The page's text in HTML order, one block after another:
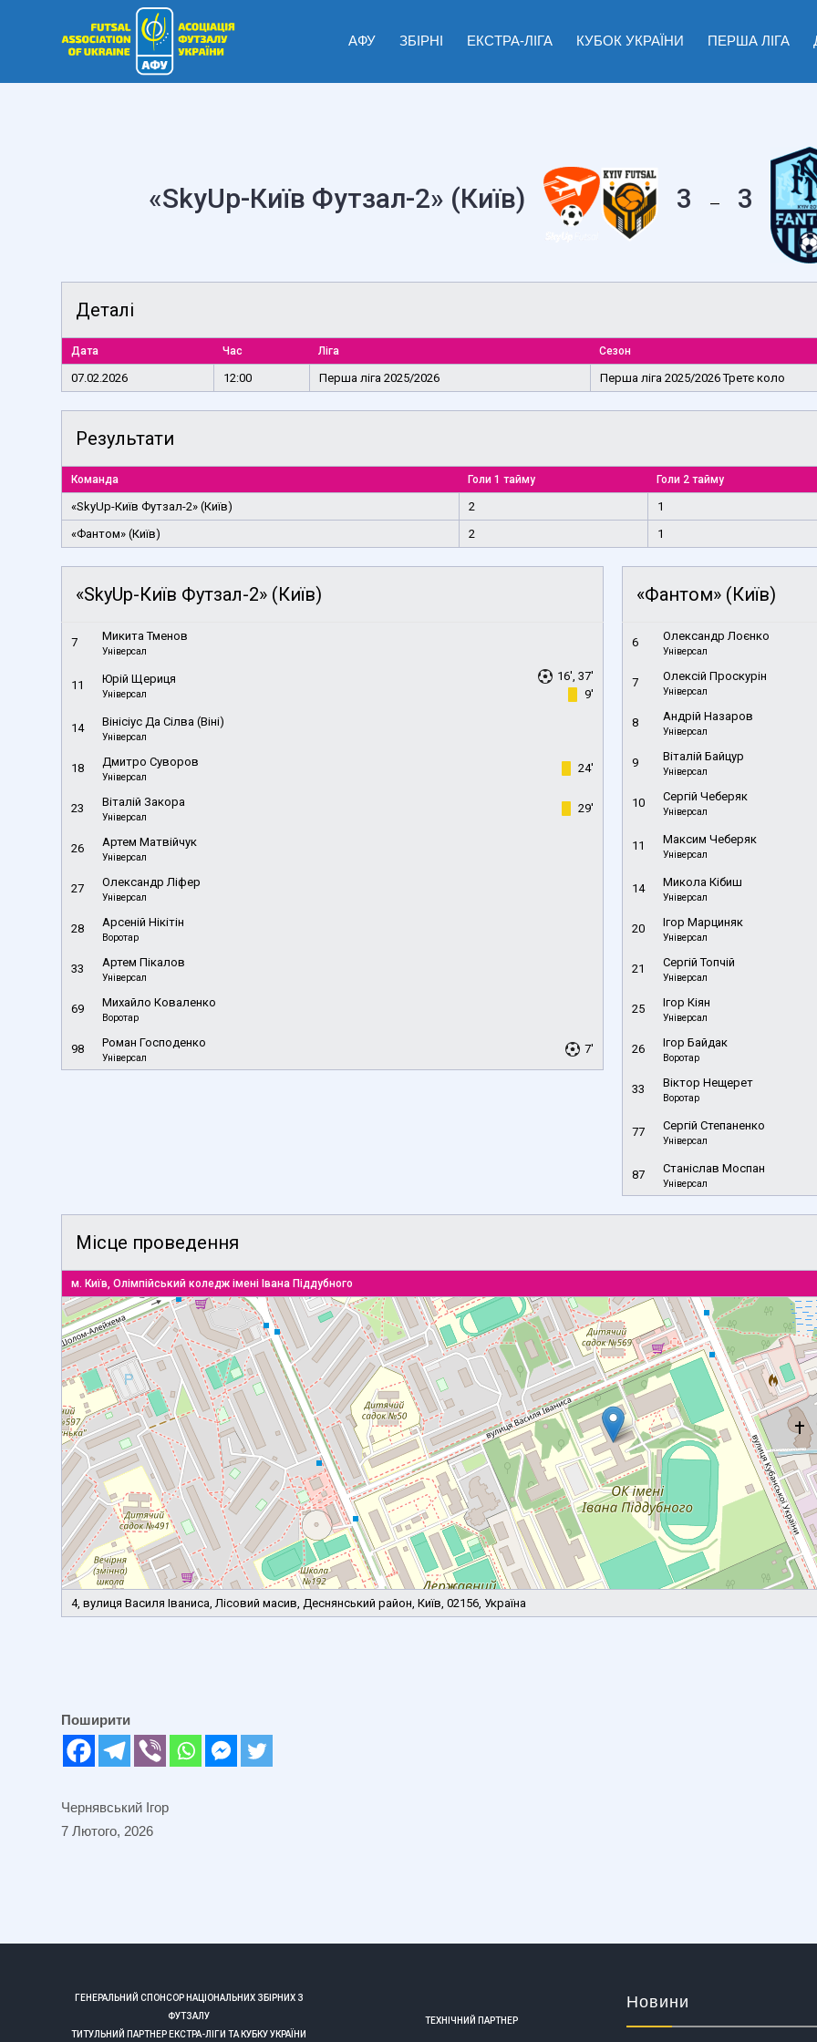
АФУ ЗБІРНІ ЕКСТРА-ЛІГА КУБОК УКРАЇНИ ПЕРША ЛІГА
«SkyUp-Київ Футзал-2» (Київ) 3 — 3
Деталі
Дата Час Ліга Сезон
07.02.2026 12:00 Перша ліга 2025/2026 Перша ліга 2025/2026 Третє коло
Результати
Команда Голи 1 тайму Голи 2 тайму
«SkyUp-Київ Футзал-2» (Київ) 2 1
«Фантом» (Київ)
2 1
«SkyUp-Київ Футзал-2» (Київ)
7 Микита Тменов
Універсал
11 Юрій Щериця
Універсал
16', 37'
9'
14 Вінісіус Да Сілва (Віні)
Універсал
18 Дмитро Суворов
Універсал
24'
23 Віталій Закора
Універсал
29'
26 Артем Матвійчук
Універсал
27 Олександр Ліфер
Універсал
28 Арсеній Нікітін
Воротар
33 Артем Пікалов
Універсал
69 Михайло Коваленко
Воротар
98 Роман Господенко
Універсал
7'
«Фантом» (Київ)
6 Олександр Лоєнко
Універсал
7 Олексій Проскурін
Універсал
8 Андрій Назаров
Універсал
9 Віталій Байцур
Універсал
10 Сергій Чеберяк
Універсал
11 Максим Чеберяк
Універсал
14 Микола Кібиш
Універсал
20 Ігор Марциняк
Універсал
21 Сергій Топчій
Універсал
25 Ігор Кіян
Універсал
26 Ігор Байдак
Воротар
33 Віктор Нещерет
Воротар
77 Сергій Степаненко
Універсал
87 Станіслав Моспан
Універсал
Місце проведення
м. Київ, Олімпійський коледж імені Івана Піддубного
4, вулиця Василя Іваниса, Лісовий масив, Деснянський район, Київ, 02156, Україна
Поширити
Чернявський Ігор
7 Лютого, 2026
ГЕНЕРАЛЬНИЙ СПОНСОР НАЦІОНАЛЬНИХ ЗБІРНИХ З
ФУТЗАЛУ
ТИТУЛЬНИЙ ПАРТНЕР ЕКСТРА-ЛІГИ ТА КУБКУ УКРАЇНИ
ТЕХНІЧНИЙ ПАРТНЕР
Новини